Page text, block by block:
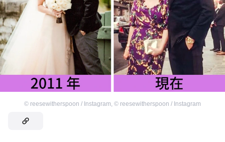
© reesewitherspoon / Instagram © reesewitherspoon / Instagram